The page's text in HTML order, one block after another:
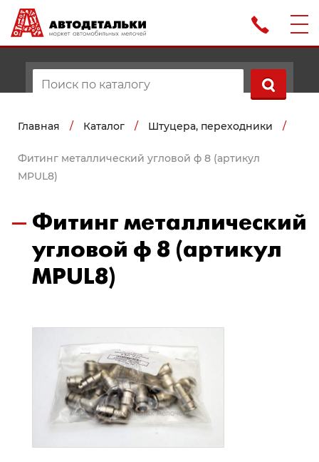
Главная / Каталог / Штуцера, переходники /
Фитинг металлический угловой ф 8 (артикул
MPUL8)
Фитинг металлический
угловой ф 8 (артикул
MPUL8)